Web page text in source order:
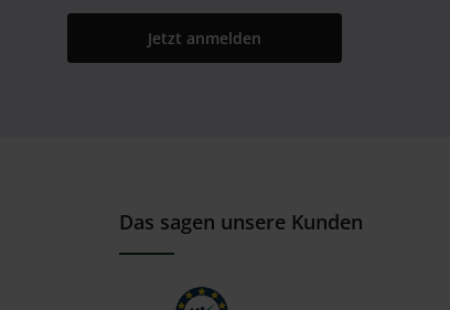
Jetzt anmelden
Das sagen unsere Kunden